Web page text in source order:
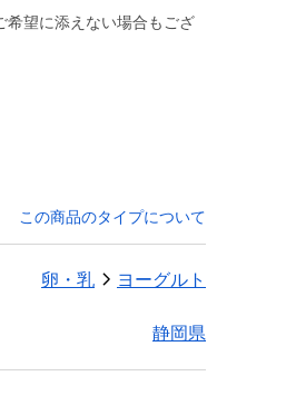
希望に添えない場合もござ
この商品のタイプについて
卵・乳 ヨーグルト
静岡県